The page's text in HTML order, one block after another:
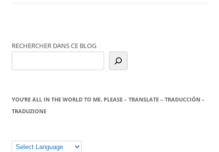
RECHERCHER DANS CE BLOG
YOU’RE ALL IN THE WORLD TO ME. PLEASE – TRANSLATE – TRADUCCIÓN –
TRADUZIONE